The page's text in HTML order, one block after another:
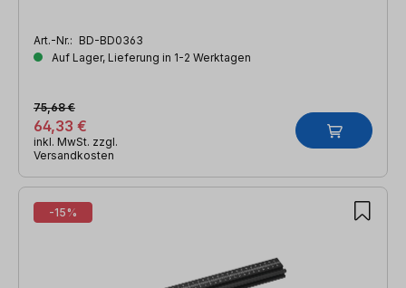
Art.-Nr.: BD-BD0363
Auf Lager, Lieferung in 1-2 Werktagen
64,33 €
75,68 €
inkl. MwSt. zzgl.
Versandkosten
-15%